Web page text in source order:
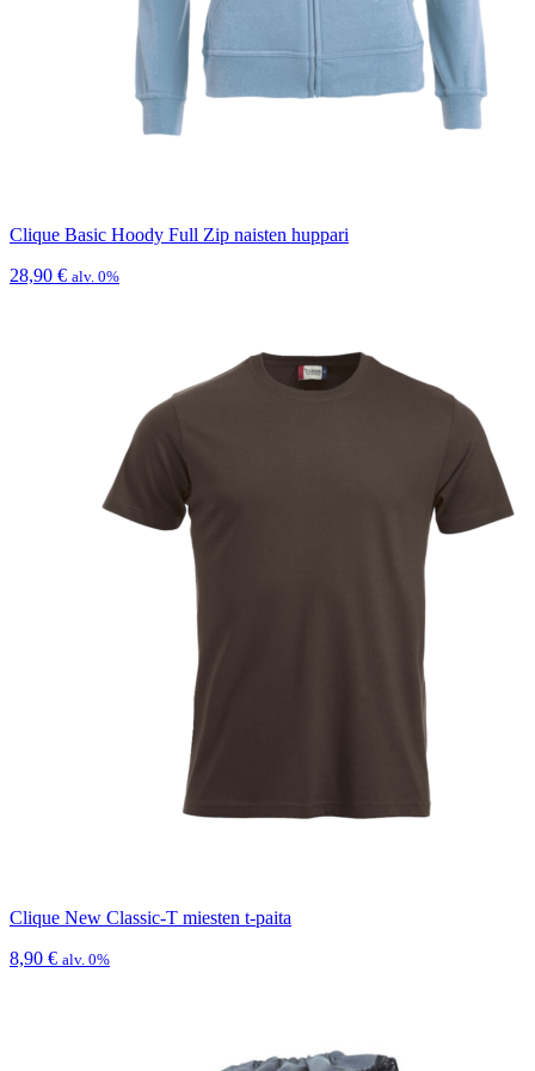
Clique Basic Hoody Full Zip naisten huppari
28,90 € alv. 0%
Clique New Classic-T miesten t-paita
8,90 € alv. 0%